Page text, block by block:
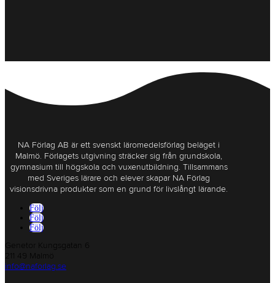
NA Förlag AB är ett svenskt läromedelsförlag beläget i
Malmö. Förlagets utgivning sträcker sig från grundskola,
gymnasium till högskola och vuxenutbildning. Tillsammans
med Sveriges lärare och elever skapar NA Förlag
visionsdrivna produkter som en grund för livslångt lärande.
Följ
Följ
Följ
Genetor Kungsgatan 6
211 49 Malmö
info@naforlag.se